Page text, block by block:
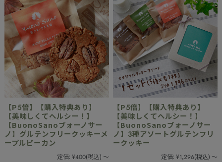
【P5倍】【購入特典あり】
【美味しくてヘルシー！】
【BuonoSanoブォーノサー
ノ】グルテンフリークッキーメ
ープルピーカン
定価: ¥400(税込) ～
【P5倍】【購入特典あり】
【美味しくてヘルシー！】
【BuonoSanoブォーノサー
ノ】3種アソートグルテンフリ
ークッキー
定価: ¥1,296(税込) ～